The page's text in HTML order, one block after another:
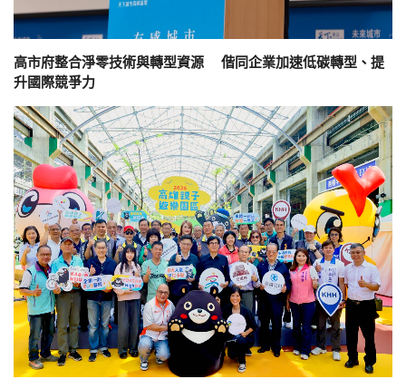
高市府整合淨零技術與轉型資源 偕同企業加速低碳轉型、提
升國際競爭力